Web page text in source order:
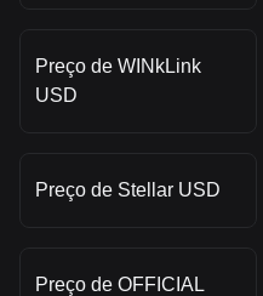
Preço de WINkLink
USD
Preço de Stellar USD
Preço de OFFICIAL